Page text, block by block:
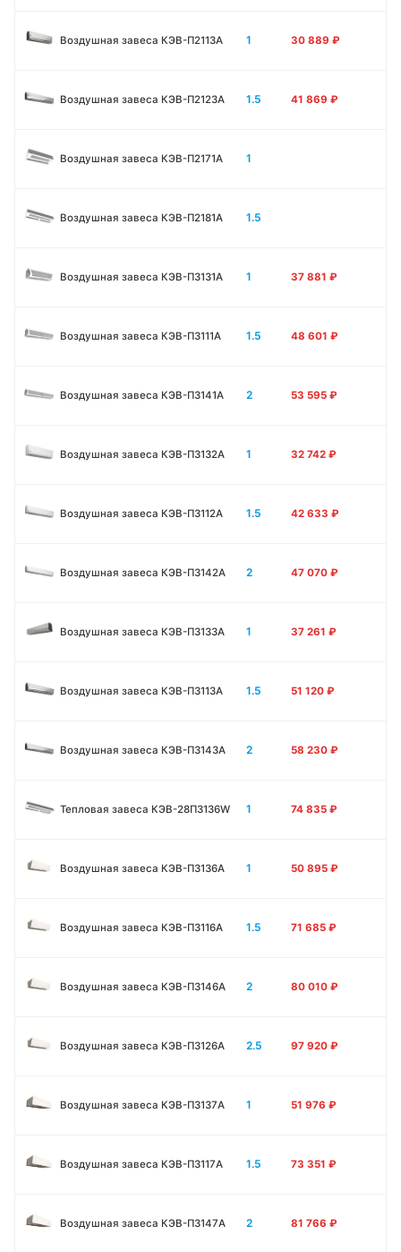
Воздушная завеса КЭВ-П2113A 1 30 889 ₽
Воздушная завеса КЭВ-П2123A 1.5 41 869 ₽
Воздушная завеса КЭВ-П2171A 1
Воздушная завеса КЭВ-П2181A 1.5
Воздушная завеса КЭВ-П3131A 1 37 881 ₽
Воздушная завеса КЭВ-П3111A 1.5 48 601 ₽
Воздушная завеса КЭВ-П3141A 2 53 595 ₽
Воздушная завеса КЭВ-П3132A 1 32 742 ₽
Воздушная завеса КЭВ-П3112A 1.5 42 633 ₽
Воздушная завеса КЭВ-П3142A 2 47 070 ₽
Воздушная завеса КЭВ-П3133А 1 37 261 ₽
Воздушная завеса КЭВ-П3113А 1.5 51 120 ₽
Воздушная завеса КЭВ-П3143А 2 58 230 ₽
Тепловая завеса КЭВ-28П3136W 1 74 835 ₽
Воздушная завеса КЭВ-П3136A 1 50 895 ₽
Воздушная завеса КЭВ-П3116A 1.5 71 685 ₽
Воздушная завеса КЭВ-П3146A 2 80 010 ₽
Воздушная завеса КЭВ-П3126A 2.5 97 920 ₽
Воздушная завеса КЭВ-П3137A 1 51 976 ₽
Воздушная завеса КЭВ-П3117A 1.5 73 351 ₽
Воздушная завеса КЭВ-П3147A 2 81 766 ₽